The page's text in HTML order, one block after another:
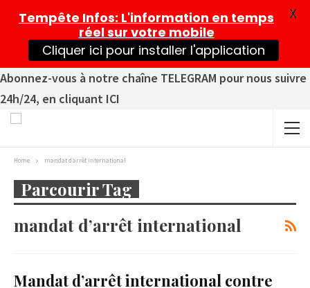
Abonnez-vous à notre chaîne TELEGRAM pour nous suivre
24h/24, en cliquant ICI
Home mandat d’arrêt international
Parcourir Tag
mandat d’arrêt international
Mandat d’arrêt international contre
Tempête Infos: L'information en temps
réel sur votre mobile
Cliquer ici pour installer l'application
X